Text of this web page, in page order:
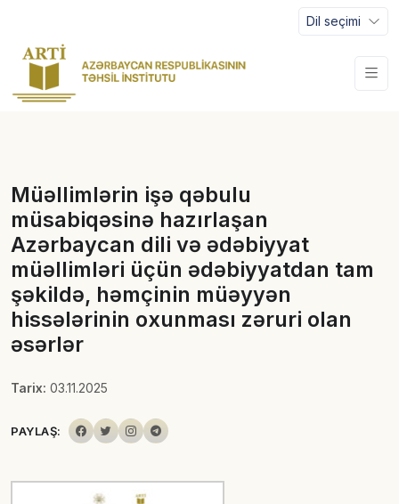
Dil seçimi
Müəllimlərin işə qəbulu
müsabiqəsinə hazırlaşan
Azərbaycan dili və ədəbiyyat
müəllimləri üçün ədəbiyyatdan tam
şəkildə, həmçinin müəyyən
hissələrinin oxunması zəruri olan
əsərlər
Tarix: 03.11.2025
PAYLAŞ: